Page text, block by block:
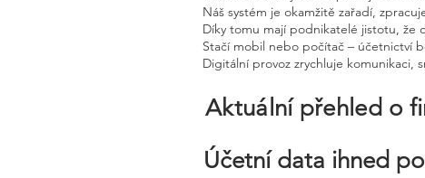
Náš systém je okamžitě zařadí,
Díky tomu mají podnikatelé jistotu, že
Stačí mobil nebo počítač – účetnictví
Digitální provoz zrychluje komunikaci,
Aktuální přehled o
Účetní data ihned